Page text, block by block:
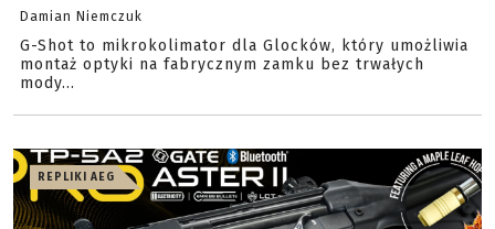
Damian Niemczuk
G-Shot to mikrokolimator dla Glocków, który umożliwia
montaż optyki na fabrycznym zamku bez trwałych
mody...
REPLIKI AEG